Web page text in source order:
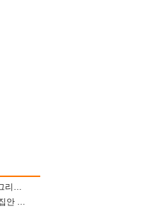
‘17억 빚잔치’ 김구라 전처, 아들 그리는 “나 뿐인데” 친엄마 챙기는 효심 눈길
‘중증외상센터’ 하영, 4대째 의사 집안 인증 “증조부, 고종 황제 진료”(옥문아)[어제TV]